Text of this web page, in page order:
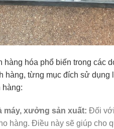
hóa phổ biến trong các
từng mục đích sử
hàng:
máy, xưởng sản xuất: Đối
hàng. Điều này sẽ giúp cho